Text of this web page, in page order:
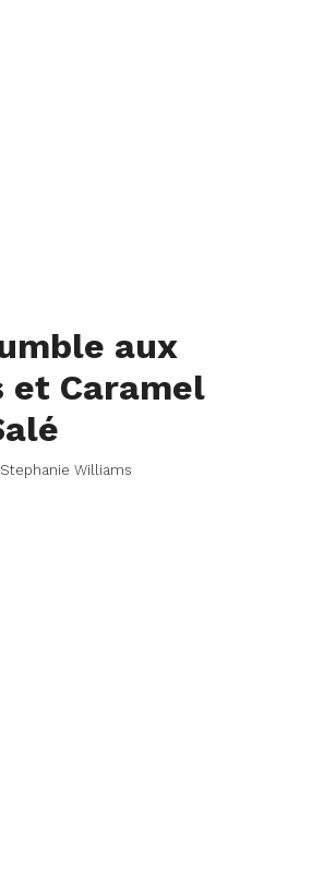
aux
et Caramel
Stephanie Williams